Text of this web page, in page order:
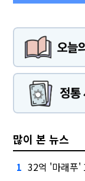
많이 본 뉴스
1 32억 '마래푸'